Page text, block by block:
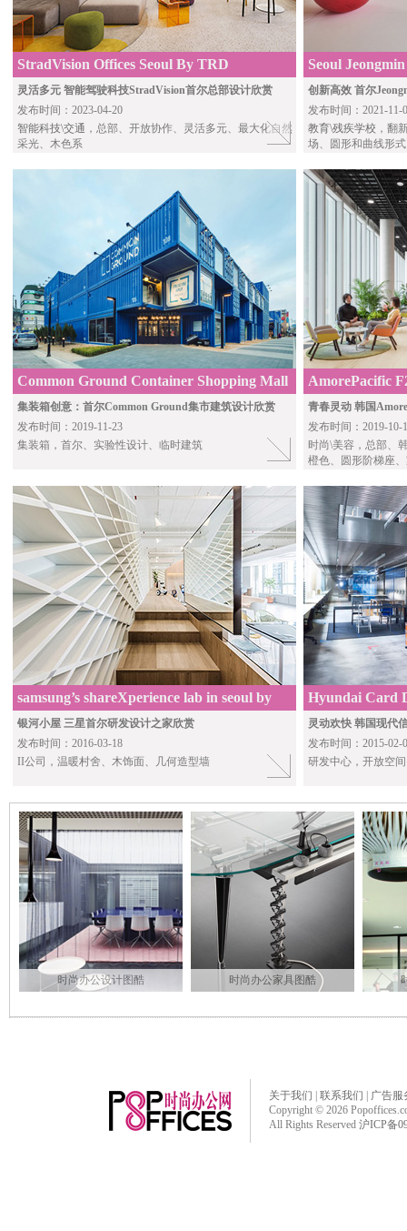
StradVision Offices Seoul By TRD
灵活多元 智能驾驶科技StradVision首尔总部设计欣赏
发布时间：2023-04-20
智能科技\交通 ，总部、开放协作、灵活多元、最大化自然
采光、木色系
Seoul
创新高效 首尔
发布时间：2021-11-
教育\残疾学校 ，翻
场、圆形和曲线形
Common Ground Container Shopping Mall
In Seoul By Urbantainer
集装箱创意：首尔Common Ground集市建筑设计欣赏
发布时间：2019-11-23
集装箱，首尔、实验性设计、临时建筑
AmorePacific
青春灵动 韩国
发布时间：2019-10-
时尚\美容，总部、
橙色、圆形阶梯座
samsung’s shareXperience lab in seoul by
aworks
银河小屋 三星首尔研发设计之家欣赏
发布时间：2016-03-18
II公司，温暖村舍、木饰面、几何造型墙
Hyundai Card
灵动欢快 韩国现代
发布时间：2015-02-
研发中心，开放空
时尚办公设计图酷 时尚办公家具图酷